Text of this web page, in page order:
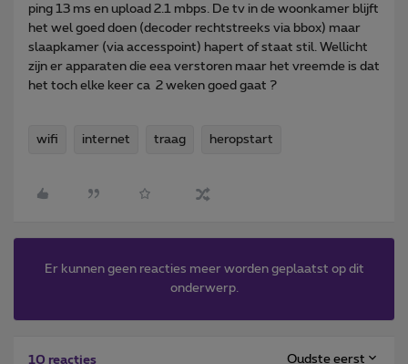
ping 13 ms en upload 2.1 mbps. De tv in de woonkamer blijft
het wel goed doen (decoder rechtstreeks via bbox) maar
slaapkamer (via accesspoint) hapert of staat stil. Wellicht
zijn er apparaten die eea verstoren maar het vreemde is dat
het toch elke keer ca 2 weken goed gaat ?
wifi internet traag heropstart
Er kunnen geen reacties meer worden geplaatst op dit
onderwerp.
10 reacties Oudste eerst